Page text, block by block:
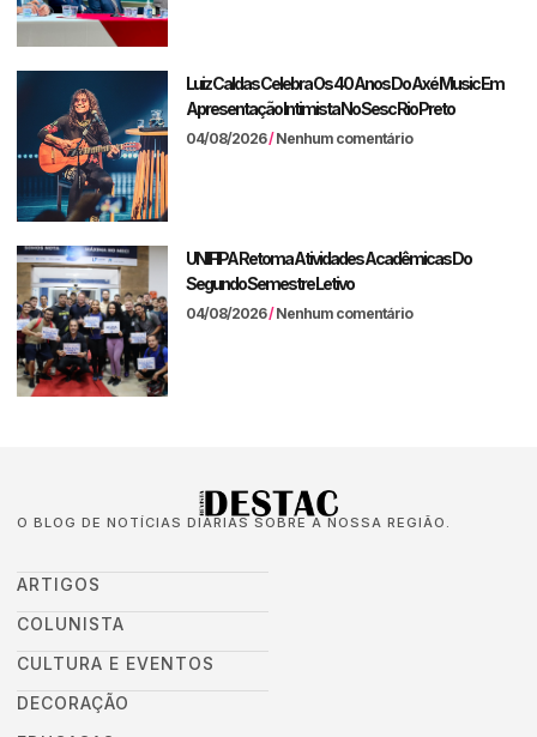
Luiz Caldas Celebra Os 40 Anos Do Axé Music Em
Apresentação Intimista No Sesc Rio Preto
04/08/2026 Nenhum comentário
UNIFIPA Retoma Atividades Acadêmicas Do
Segundo Semestre Letivo
04/08/2026 Nenhum comentário
O BLOG DE NOTÍCIAS DIÁRIAS SOBRE A NOSSA REGIÃO.
ARTIGOS
COLUNISTA
CULTURA E EVENTOS
DECORAÇÃO